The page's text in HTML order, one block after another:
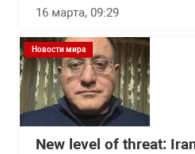
16 марта, 09:29
Новости мира
New level of threat: